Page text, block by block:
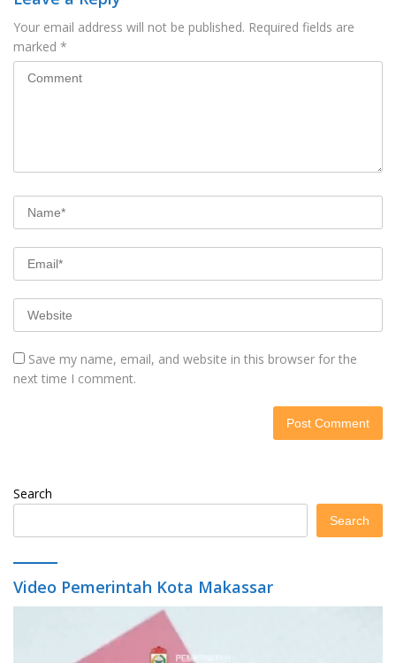
Your email address will not be published. Required fields are
marked *
Save my name, email, and website in this browser for the
next time I comment.
Search
Search
Video Pemerintah Kota Makassar